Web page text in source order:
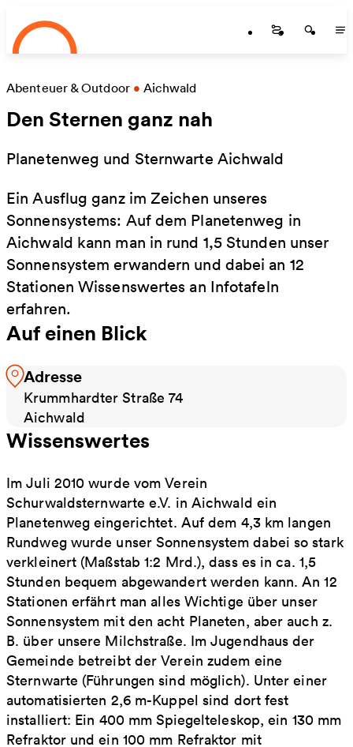
Zum Hauptinhalt springen
Startseite
Abenteuer & Outdoor • Aichwald
Den Sternen ganz nah
Planetenweg und Sternwarte Aichwald
Ein Ausflug ganz im Zeichen unseres
Sonnensystems: Auf dem Planetenweg in
Aichwald kann man in rund 1,5 Stunden unser
Sonnensystem erwandern und dabei an 12
Stationen Wissenswertes an Infotafeln
erfahren.
Auf einen Blick
Adresse
Krummhardter Straße 74
Aichwald
Wissenswertes
Im Juli 2010 wurde vom Verein
Schurwaldsternwarte e.V. in Aichwald ein
Planetenweg eingerichtet. Auf dem 4,3 km langen
Rundweg wurde unser Sonnensystem dabei so stark
verkleinert (Maßstab 1:2 Mrd.), dass es in ca. 1,5
Stunden bequem abgewandert werden kann. An 12
Stationen erfährt man alles Wichtige über unser
Sonnensystem mit den acht Planeten, aber auch z.
B. über unsere Milchstraße. Im Jugendhaus der
Gemeinde betreibt der Verein zudem eine
Sternwarte (Führungen sind möglich). Unter einer
automatisierten 2,6 m-Kuppel sind dort fest
installiert: Ein 400 mm Spiegelteleskop, ein 130 mm
Refraktor und ein 100 mm Refraktor mit